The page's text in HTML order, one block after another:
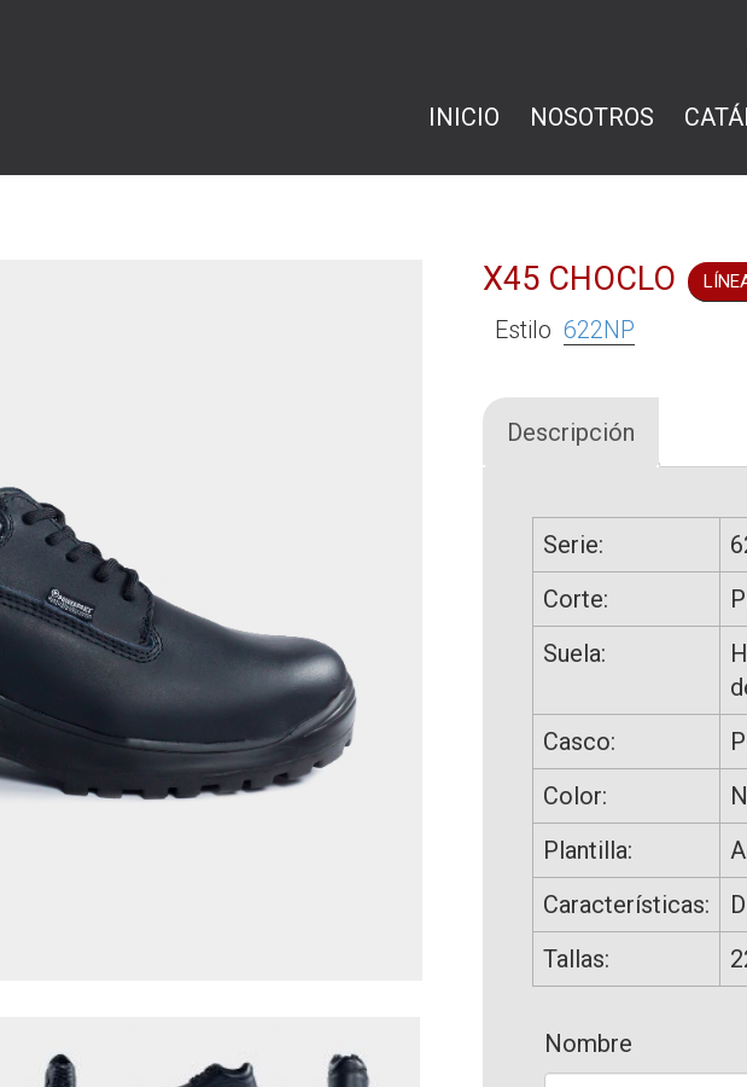
INICIO
NOSOTROS
X45 CHOCLO
Estilo 622NP
Descripción
Serie:
Corte:
Suela:
Casco:
Color:
Plantilla:
Características:
Tallas:
Nombre